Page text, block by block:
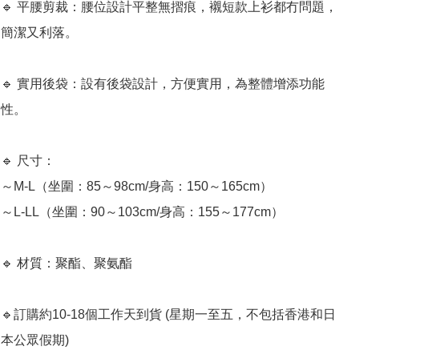
🔹 平腰剪裁：腰位設計平整無摺痕，襯短款上衫都冇問題，
簡潔又利落。
🔹 實用後袋：設有後袋設計，方便實用，為整體增添功能
性。
🔹 尺寸：
～M-L（坐圍：85～98cm/身高：150～165cm）
～L-LL（坐圍：90～103cm/身高：155～177cm）
🔹 材質：聚酯、聚氨酯
🔹訂購約10-18個工作天到貨 (星期一至五，不包括香港和日
本公眾假期) ﻿